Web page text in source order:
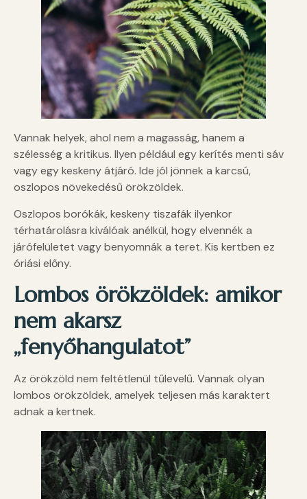
Vannak helyek, ahol nem a magasság, hanem a
szélesség a kritikus. Ilyen például egy kerítés menti sáv
vagy egy keskeny átjáró. Ide jól jönnek a karcsú,
oszlopos növekedésű örökzöldek.
Oszlopos borókák, keskeny tiszafák ilyenkor
térhatárolásra kiválóak anélkül, hogy elvennék a
járófelületet vagy benyomnák a teret. Kis kertben ez
óriási előny.
Lombos örökzöldek: amikor
nem akarsz
„fenyőhangulatot”
Az örökzöld nem feltétlenül tűlevelű. Vannak olyan
lombos örökzöldek, amelyek teljesen más karaktert
adnak a kertnek.